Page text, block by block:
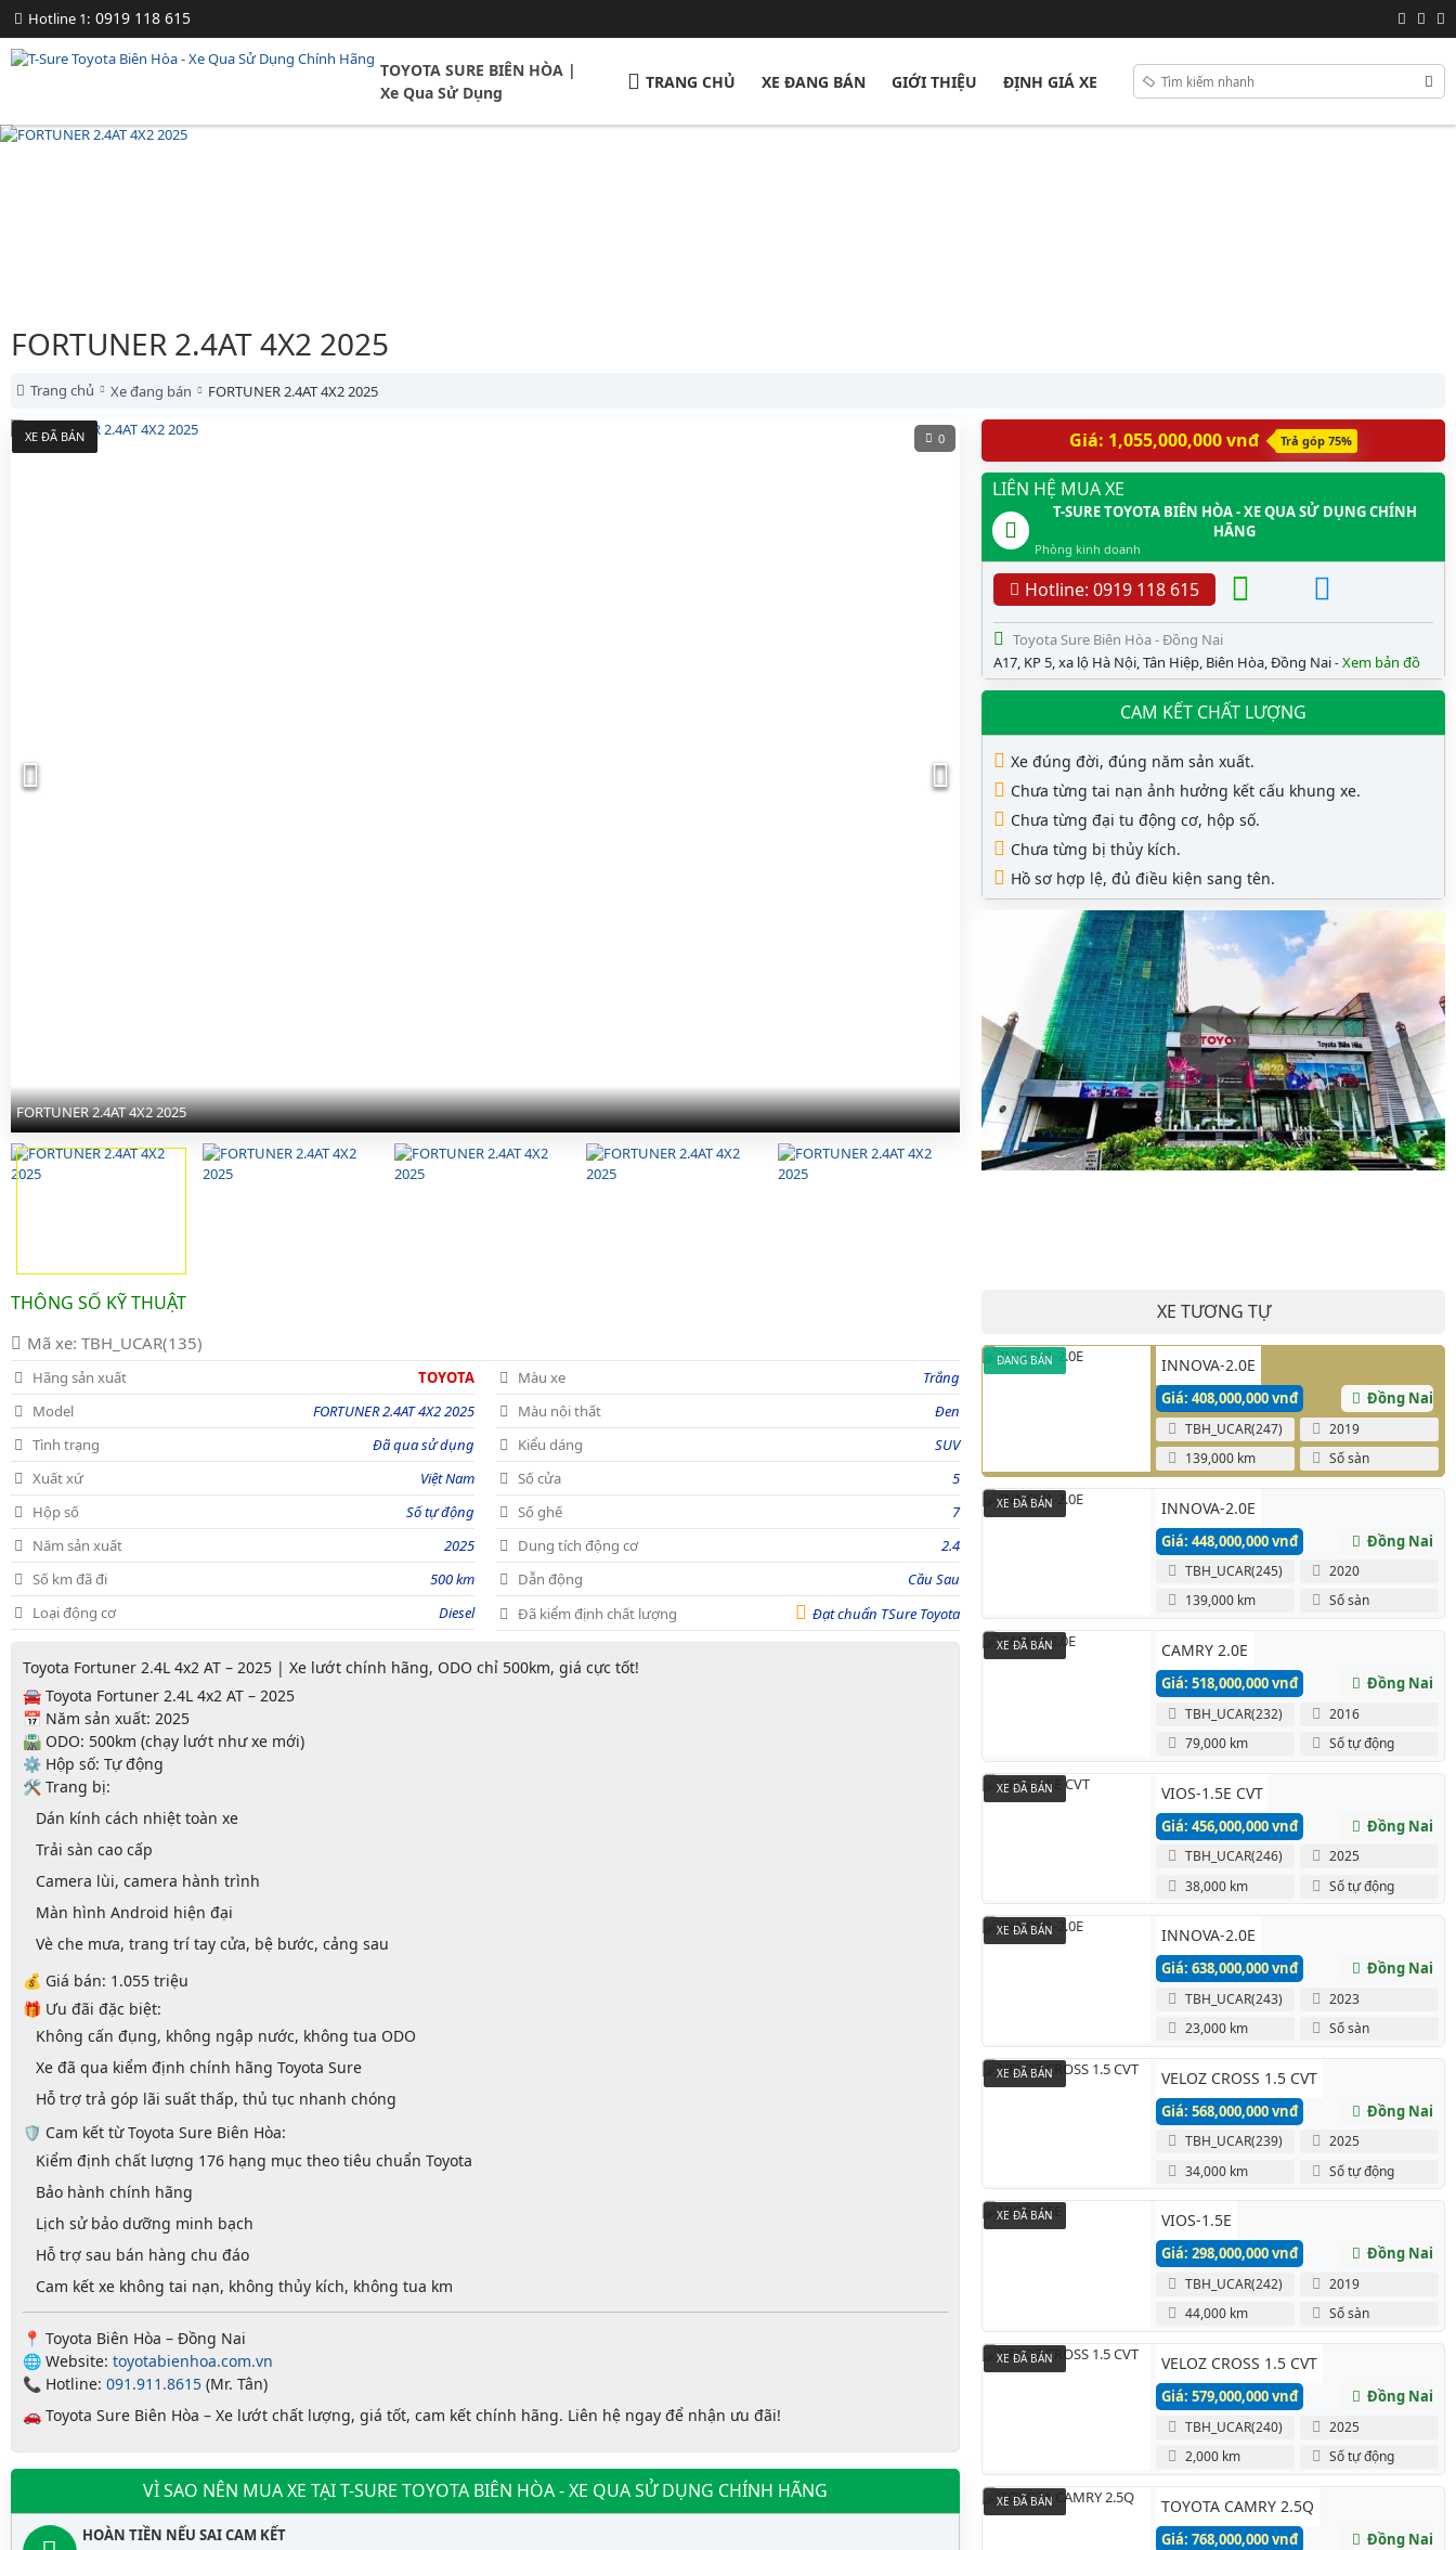
Hotline 1: 0919 118 615
TOYOTA SURE BIÊN HÒA |
Xe Qua Sử Dụng
TRANG CHỦ XE ĐANG BÁN GIỚI THIỆU ĐỊNH GIÁ XE
FORTUNER 2.4AT 4X2 2025
Trang chủ Xe đang bán FORTUNER 2.4AT 4X2 2025
FORTUNER 2.4AT 4X2 2025
XE ĐÃ BÁN 0
FORTUNER 2.4AT 4X2 2025
FORTUNER 2.4AT 4X2 2025
FORTUNER 2.4AT 4X2 2025
FORTUNER 2.4AT 4X2 2025
FORTUNER 2.4AT 4X2 2025
FORTUNER 2.4AT 4X2 2025
FORTUNER 2.4AT 4X2 2025
FORTUNER 2.4AT 4X2 2025
FORTUNER 2.4AT 4X2 2025
Giá: 1,055,000,000 vnđ Trả góp 75%
LIÊN HỆ MUA XE
T-SURE TOYOTA BIÊN HÒA - XE QUA SỬ DỤNG CHÍNH
HÃNG
Phòng kinh doanh
Hotline: 0919 118 615
Toyota Sure Biên Hòa - Đồng Nai
A17, KP 5, xa lộ Hà Nội, Tân Hiệp, Biên Hòa, Đồng Nai - Xem bản đồ
CAM KẾT CHẤT LƯỢNG
Xe đúng đời, đúng năm sản xuất.
Chưa từng tai nạn ảnh hưởng kết cấu khung xe.
Chưa từng đại tu động cơ, hộp số.
Chưa từng bị thủy kích.
Hồ sơ hợp lệ, đủ điều kiện sang tên.
THÔNG SỐ KỸ THUẬT
Mã xe: TBH_UCAR(135)
Hãng sản xuất
TOYOTA
Model
FORTUNER 2.4AT 4X2 2025
Tình trạng
Đã qua sử dụng
Xuất xứ
Việt Nam
Hộp số
Số tự động
Năm sản xuất
2025
Số km đã đi
500 km
Loại động cơ
Diesel
Màu xe
Trắng
Màu nội thất
Đen
Kiểu dáng
SUV
Số cửa
5
Số ghế
7
Dung tích động cơ
2.4
Dẫn động
Cầu Sau
Đã kiểm định chất lượng
Đạt chuẩn TSure Toyota
Toyota Fortuner 2.4L 4x2 AT – 2025 | Xe lướt chính hãng, ODO chỉ 500km, giá cực tốt!
🚘 Toyota Fortuner 2.4L 4x2 AT – 2025
📅 Năm sản xuất: 2025
🛣 ODO: 500km (chạy lướt như xe mới)
⚙️ Hộp số: Tự động
🛠 Trang bị:
Dán kính cách nhiệt toàn xe
Trải sàn cao cấp
Camera lùi, camera hành trình
Màn hình Android hiện đại
Vè che mưa, trang trí tay cửa, bệ bước, cảng sau
💰 Giá bán: 1.055 triệu
🎁 Ưu đãi đặc biệt:
Không cấn đụng, không ngập nước, không tua ODO
Xe đã qua kiểm định chính hãng Toyota Sure
Hỗ trợ trả góp lãi suất thấp, thủ tục nhanh chóng
🛡 Cam kết từ Toyota Sure Biên Hòa:
Kiểm định chất lượng 176 hạng mục theo tiêu chuẩn Toyota
Bảo hành chính hãng
Lịch sử bảo dưỡng minh bạch
Hỗ trợ sau bán hàng chu đáo
Cam kết xe không tai nạn, không thủy kích, không tua km
📍 Toyota Biên Hòa – Đồng Nai
🌐 Website: toyotabienhoa.com.vn
📞 Hotline: 091.911.8615(Mr. Tân)
🚗 Toyota Sure Biên Hòa – Xe lướt chất lượng, giá tốt, cam kết chính hãng. Liên hệ ngay để nhận ưu đãi!
VÌ SAO NÊN MUA XE TẠI T-SURE TOYOTA BIÊN HÒA - XE QUA SỬ DỤNG CHÍNH HÃNG
HOÀN TIỀN NẾU SAI CAM KẾT
XE TƯƠNG TỰ
INNOVA-2.0E
Giá: 408,000,000 vnđ Đồng Nai
TBH_UCAR(247)
2019
139,000 km
Số sàn
ĐANG BÁN
INNOVA-2.0E
Giá: 448,000,000 vnđ Đồng Nai
TBH_UCAR(245)
2020
139,000 km
Số sàn
XE ĐÃ BÁN
CAMRY 2.0E
Giá: 518,000,000 vnđ Đồng Nai
TBH_UCAR(232)
2016
79,000 km
Số tự động
XE ĐÃ BÁN
VIOS-1.5E CVT
Giá: 456,000,000 vnđ Đồng Nai
TBH_UCAR(246)
2025
38,000 km
Số tự động
XE ĐÃ BÁN
INNOVA-2.0E
Giá: 638,000,000 vnđ Đồng Nai
TBH_UCAR(243)
2023
23,000 km
Số sàn
XE ĐÃ BÁN
VELOZ CROSS 1.5 CVT
Giá: 568,000,000 vnđ Đồng Nai
TBH_UCAR(239)
2025
34,000 km
Số tự động
XE ĐÃ BÁN
VIOS-1.5E
Giá: 298,000,000 vnđ Đồng Nai
TBH_UCAR(242)
2019
44,000 km
Số sàn
XE ĐÃ BÁN
VELOZ CROSS 1.5 CVT
Giá: 579,000,000 vnđ Đồng Nai
TBH_UCAR(240)
2025
2,000 km
Số tự động
XE ĐÃ BÁN
TOYOTA CAMRY 2.5Q
Giá: 768,000,000 vnđ Đồng Nai
XE ĐÃ BÁN